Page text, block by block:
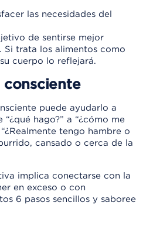
las necesidades del
de sentirse mejor
Si trata los alimentos como
cuerpo lo reflejará.
puede ayudarlo a
hago?” a “¿cómo me
tengo hambre o
cansado o cerca de la
implica conectarse con la
en exceso o con
6 pasos sencillos y saboree